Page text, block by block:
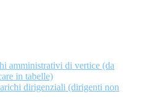
amministrativi di vertice (da
in tabelle)
dirigenziali (dirigenti non